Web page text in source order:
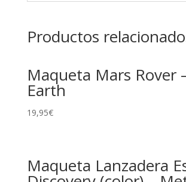
Productos
Maqueta Mars Rover
Earth
19,95€
Maqueta Lanzadera